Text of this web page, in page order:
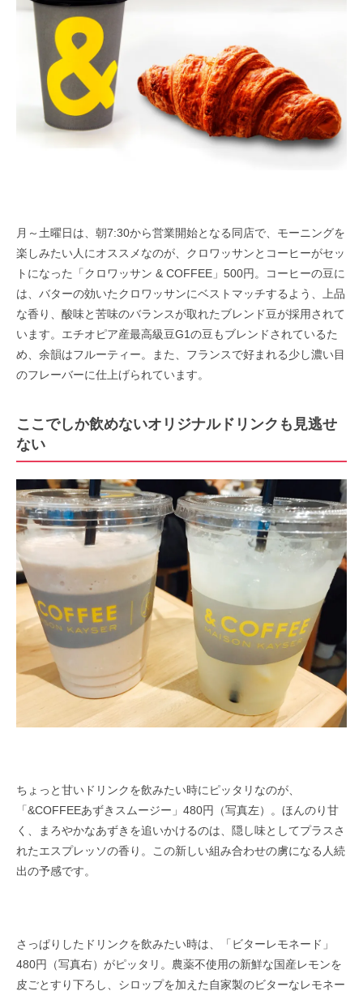
月～土曜日は、朝7:30から営業開始となる同店で、モーニングを
楽しみたい人にオススメなのが、クロワッサンとコーヒーがセッ
トになった「クロワッサン & COFFEE」500円。コーヒーの豆に
は、バターの効いたクロワッサンにベストマッチするよう、上品
な香り、酸味と苦味のバランスが取れたブレンド豆が採用されて
います。エチオピア産最高級豆G1の豆もブレンドされているた
め、余韻はフルーティー。また、フランスで好まれる少し濃い目
のフレーバーに仕上げられています。
ここでしか飲めないオリジナルドリンクも見逃せ
ない
ちょっと甘いドリンクを飲みたい時にピッタリなのが、
「&COFFEEあずきスムージー」480円（写真左）。ほんのり甘
く、まろやかなあずきを追いかけるのは、隠し味としてプラスさ
れたエスプレッソの香り。この新しい組み合わせの虜になる人続
出の予感です。
さっぱりしたドリンクを飲みたい時は、「ビターレモネード」
480円（写真右）がピッタリ。農薬不使用の新鮮な国産レモンを
皮ごとすり下ろし、シロップを加えた自家製のビターなレモネー